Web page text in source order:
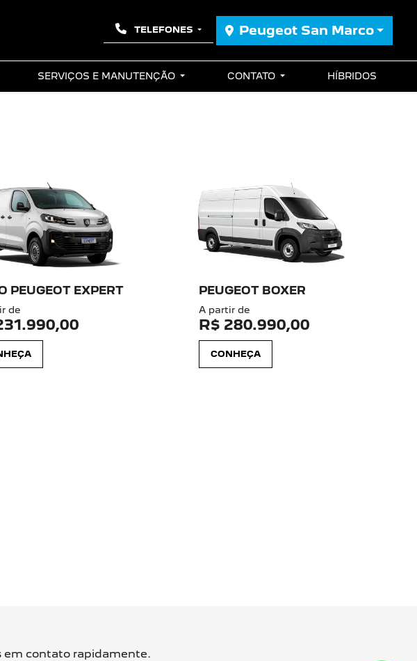
TELEFONES Peugeot San Marco
SERVIÇOS E MANUTENÇÃO CONTATO HÍBRIDOS
PEUGEOT EXPERT
de
PEUGEOT BOXER
A partir de
R$ 280.990,00
CONHEÇA
em contato rapidamente.